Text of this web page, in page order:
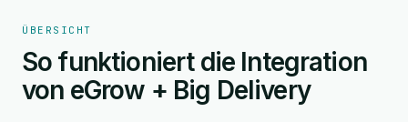
ÜBERSICHT
So funktioniert die Integration
von eGrow + Big Delivery